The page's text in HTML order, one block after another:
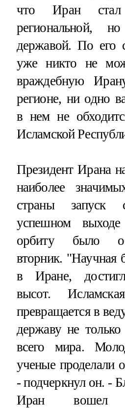
что Иран
региональной,
державой. По его
уже никто не
враждебную
регионе, ни одно
в нем не
Исламской
Президент Ирана
наиболее
страны запуск
успешном
орбиту было
вторник. "Научная
в Иране,
высот.
превращается в
державу не
всего мира.
ученые проделали
- подчеркнул он. -
Иран